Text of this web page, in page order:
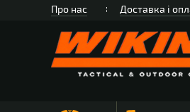
Про нас Доставка і